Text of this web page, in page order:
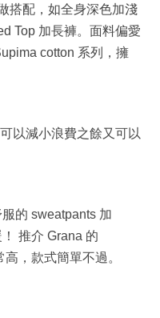
搭配，如全身深色加淺
Top 加長褲。面料偏愛
cotton 系列，擁
以減小浪費之餘又可以
的 sweatpants 加
推介 Grana 的
，款式簡單不過。